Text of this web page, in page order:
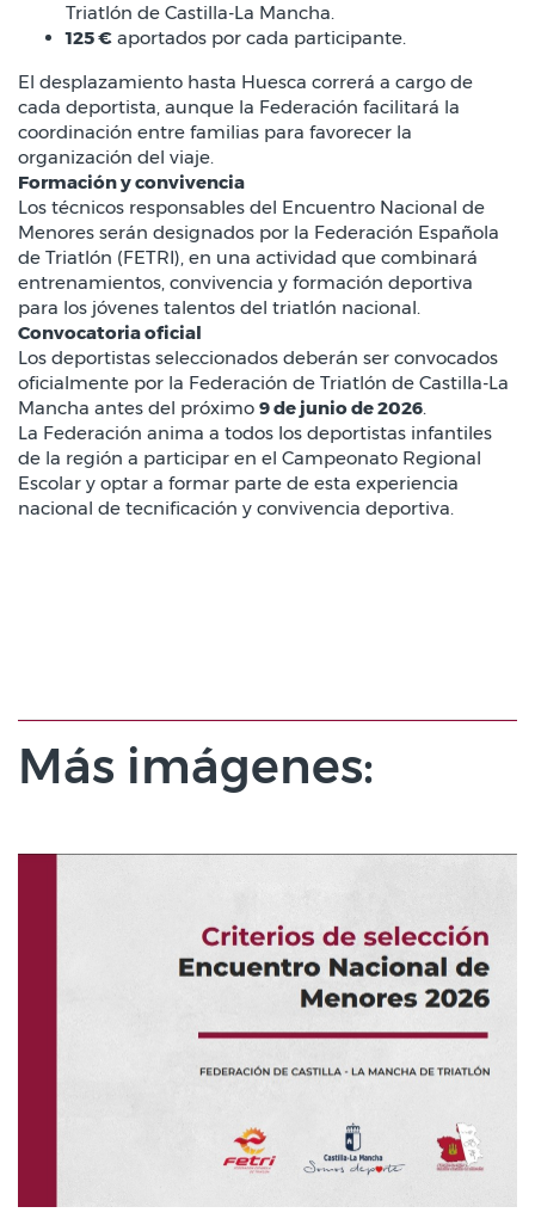
Triatlón de Castilla-La Mancha.
125 € aportados por cada participante.
El desplazamiento hasta Huesca correrá a cargo de
cada deportista, aunque la Federación facilitará la
coordinación entre familias para favorecer la
organización del viaje.
Formación y convivencia
Los técnicos responsables del Encuentro Nacional de
Menores serán designados por la Federación Española
de Triatlón (FETRI), en una actividad que combinará
entrenamientos, convivencia y formación deportiva
para los jóvenes talentos del triatlón nacional.
Convocatoria oficial
Los deportistas seleccionados deberán ser convocados
oficialmente por la Federación de Triatlón de Castilla-La
Mancha antes del próximo 9 de junio de 2026.
La Federación anima a todos los deportistas infantiles
de la región a participar en el Campeonato Regional
Escolar y optar a formar parte de esta experiencia
nacional de tecnificación y convivencia deportiva.
Más imágenes: